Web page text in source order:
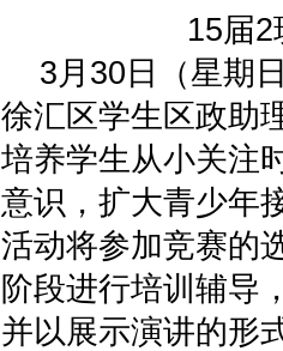
15届
3月30日（星期
徐汇区学生区政助
培养学生从小关注
意识，扩大青少年
活动将参加竞赛的
阶段进行培训辅导
并以展示演讲的形